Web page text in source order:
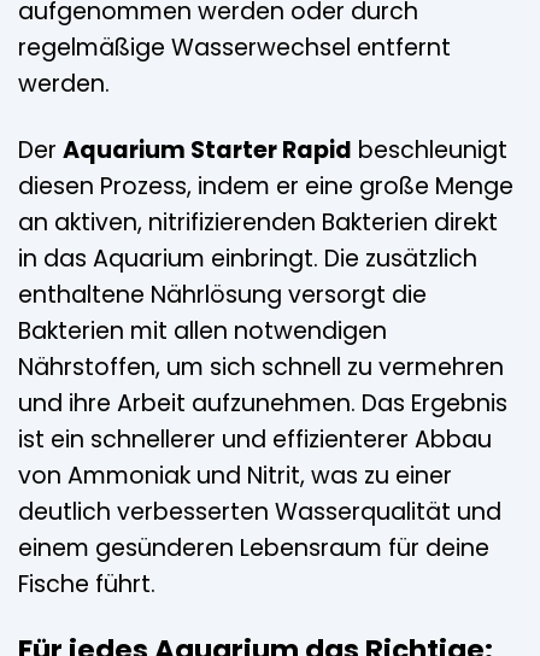
aufgenommen werden oder durch
regelmäßige Wasserwechsel entfernt
werden.
Der Aquarium Starter Rapid beschleunigt
diesen Prozess, indem er eine große Menge
an aktiven, nitrifizierenden Bakterien direkt
in das Aquarium einbringt. Die zusätzlich
enthaltene Nährlösung versorgt die
Bakterien mit allen notwendigen
Nährstoffen, um sich schnell zu vermehren
und ihre Arbeit aufzunehmen. Das Ergebnis
ist ein schnellerer und effizienterer Abbau
von Ammoniak und Nitrit, was zu einer
deutlich verbesserten Wasserqualität und
einem gesünderen Lebensraum für deine
Fische führt.